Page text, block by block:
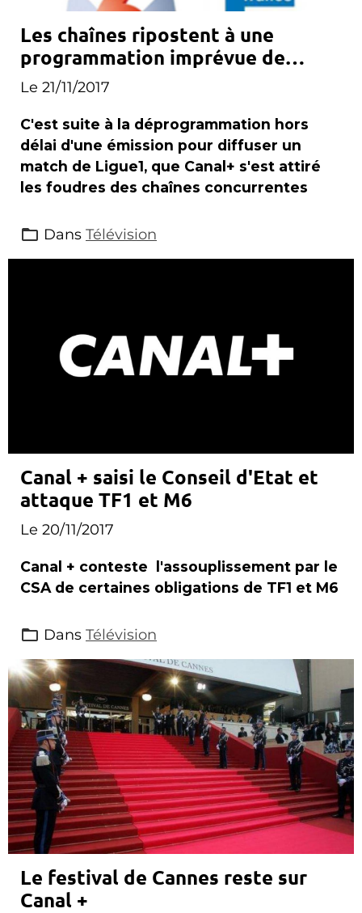
Les chaînes ripostent à une
programmation imprévue de
Canal+
Le 21/11/2017
C'est suite à la déprogrammation hors
délai d'une émission pour diffuser un
match de Ligue1, que Canal+ s'est attiré
les foudres des chaînes concurrentes
Dans Télévision
Canal + saisi le Conseil d'Etat et
attaque TF1 et M6
Le 20/11/2017
Canal + conteste l'assouplissement par le
CSA de certaines obligations de TF1 et M6
Dans Télévision
Le festival de Cannes reste sur
Canal +